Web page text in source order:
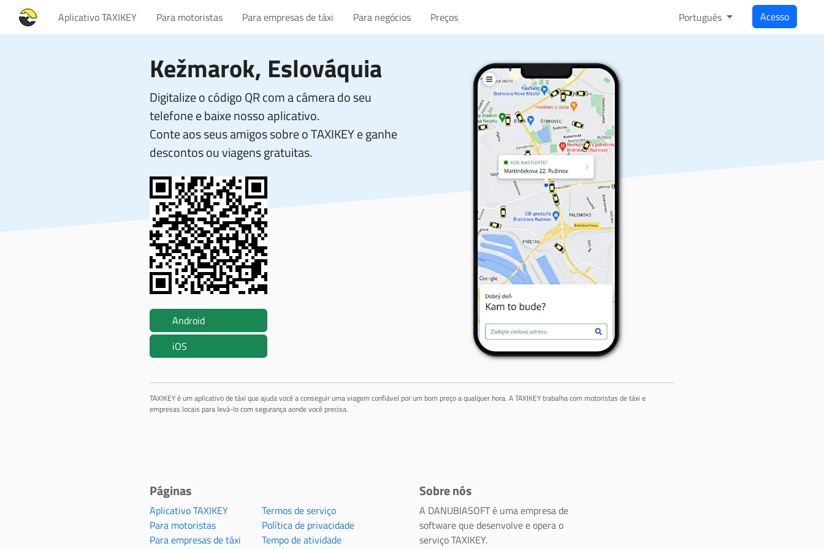
Aplicativo TAXIKEY Para motoristas Para empresas de táxi Para negócios Preços Português Acesso
Kežmarok, Eslováquia
Digitalize o código QR com a câmera do seu
telefone e baixe nosso aplicativo.
Conte aos seus amigos sobre o TAXIKEY e ganhe
descontos ou viagens gratuitas.
Android
iOS
TAXIKEY é um aplicativo de táxi que ajuda você a conseguir uma viagem confiável por um bom preço a qualquer hora. A TAXIKEY trabalha com motoristas de táxi e
empresas locais para levá-lo com segurança aonde você precisa.
Páginas
Aplicativo TAXIKEY
Para motoristas
Para empresas de táxi
Termos de serviço
Política de privacidade
Tempo de atividade
Sobre nós
A DANUBIASOFT é uma empresa de
software que desenvolve e opera o
serviço TAXIKEY.